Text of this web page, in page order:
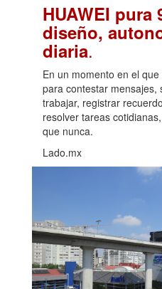
HUAWEI pura
diseño,
diaria.
En un momento en el
para contestar mensajes,
trabajar, registrar
resolver tareas
que nunca.
Lado.mx